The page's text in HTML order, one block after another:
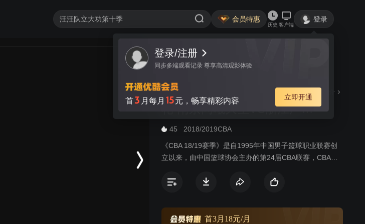
会员特惠
历史 客户端
登录
登录/注册
同步多端观看记录 尊享高清观影体验
首3 月每月 15元，畅享精彩内容 立即开通
视频 讨论
CBA 18/19赛季 常规赛 第46
轮 南京同曦大圣VS浙江广厦
控股
简介
45 2018/2019CBA
《CBA 18/19赛季》是自1995年中国男子篮球职业联赛创
立以来，由中国篮球协会主办的第24届CBA联赛，CBA球
规赛根据上赛季最终排名分为四个组，同组进行4循环制的
首3月18元/月